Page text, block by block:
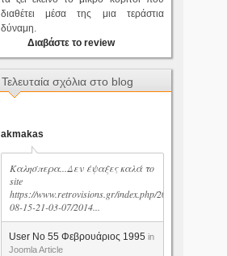
διαθέτει μέσα της μια τεράστια
δύναμη.
Διαβάστε το review
Τελευταία σχόλια στο blog
akmakas
Καλησπερα...Δεν έψαξες καλά το
site
https://www.retrovisions.gr/index.php/2014-
08-15-21-03-07/2014...
User No 55 Φεβρουάριος 1995 in
Joomla Article